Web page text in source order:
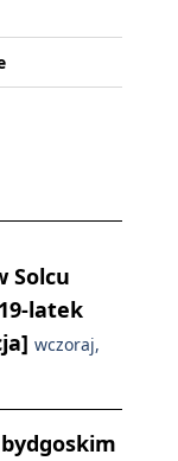
Solcu
latek
wczoraj,